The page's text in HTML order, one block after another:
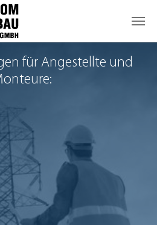
für Angestellte und